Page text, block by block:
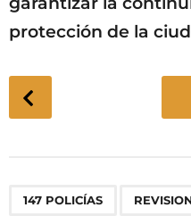
protección de la
P
o
147 POLICÍAS